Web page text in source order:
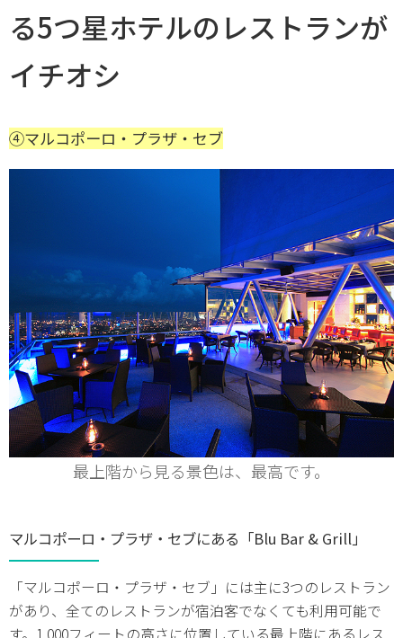
る5つ星ホテルのレストランが
イチオシ
④マルコポーロ・プラザ・セブ
最上階から見る景色は、最高です。
マルコポーロ・プラザ・セブにある「Blu Bar & Grill」
「マルコポーロ・プラザ・セブ」には主に3つのレストラン
があり、全てのレストランが宿泊客でなくても利用可能で
す。1,000フィートの高さに位置している最上階にあるレス